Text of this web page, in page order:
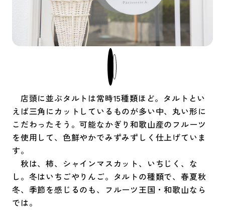
店頭に並ぶタルトは常時15種類ほど。タルトとい
えば三角にカットしているものが多い中、丸い形に
こだわったそう。可能なかぎり和歌山産のフルーツ
を使用して、色鮮やかでみずみずしく仕上げていま
す。
秋は、柿、シャインマスカット、いちじく、な
し。冬はいちごやりんご。タルトの種類で、春夏秋
冬、季節を感じるのも、フルーツ王国・和歌山なら
では。